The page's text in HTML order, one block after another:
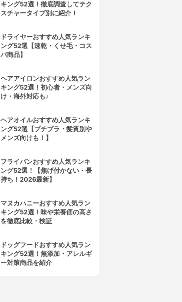
キング52選！徹底調査してテク
スチャータイプ別に紹介！
ドライヤーおすすめ人気ランキ
ング52選【速乾・くせ毛・コス
パ商品】
ヘアアイロンおすすめ人気ラン
キング52選！初心者・メンズ向
け・海外対応も♪
ヘアオイルおすすめ人気ランキ
ング52選【プチプラ・髪質別や
メンズ向けも！】
フライパンおすすめ人気ランキ
ング52選！【焦げ付かない・長
持ち！2026最新】
マヌカハニーおすすめ人気ラン
キング52選！味や栄養価の高さ
を徹底比較・検証
ドッグフードおすすめ人気ラン
キング52選！無添加・アレルギ
ー対策商品を紹介